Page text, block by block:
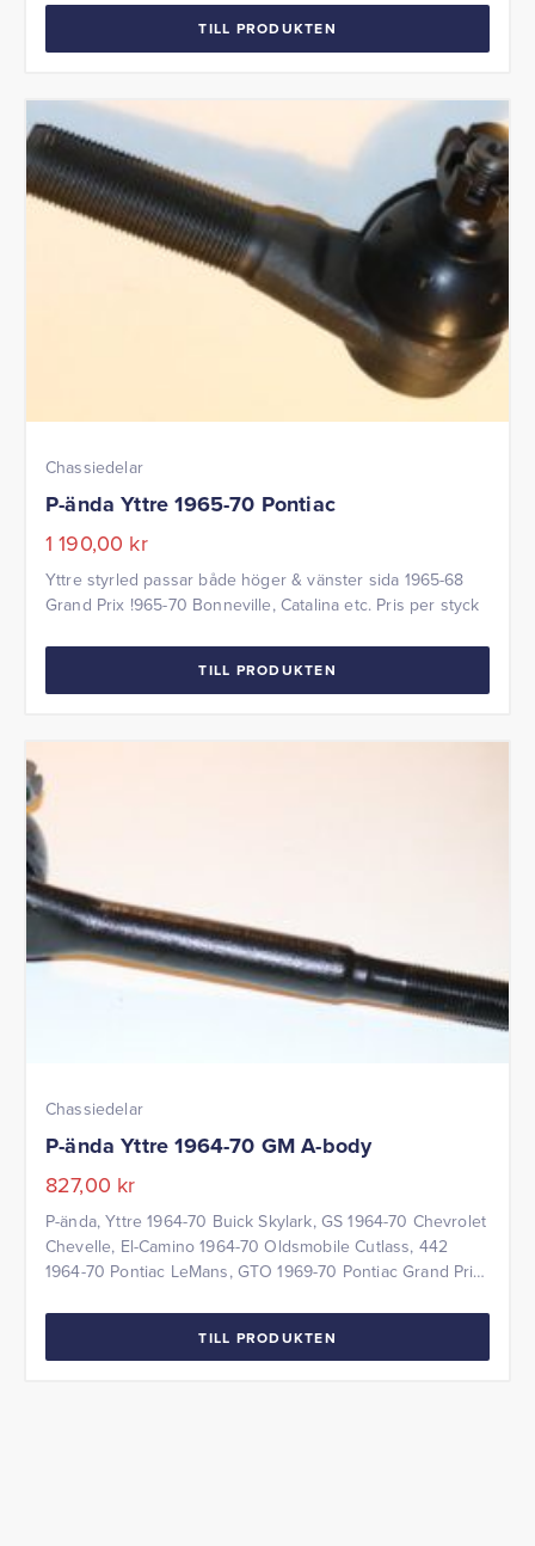
TILL PRODUKTEN
Chassiedelar
P-ända Yttre 1965-70 Pontiac
1 190,00 kr
Yttre styrled passar både höger & vänster sida 1965-68
Grand Prix !965-70 Bonneville, Catalina etc. Pris per styck
TILL PRODUKTEN
Chassiedelar
P-ända Yttre 1964-70 GM A-body
827,00 kr
P-ända, Yttre 1964-70 Buick Skylark, GS 1964-70 Chevrolet
Chevelle, El-Camino 1964-70 Oldsmobile Cutlass, 442
1964-70 Pontiac LeMans, GTO 1969-70 Pontiac Grand Prix
styck
TILL PRODUKTEN